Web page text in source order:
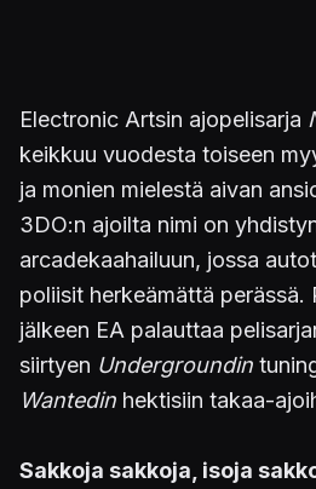
Electronic Artsin ajopelisarja
keikkuu vuodesta toiseen
ja monien mielestä aivan
3DO:n ajoilta nimi on
arcadekaahailuun, jossa
poliisit herkeämättä perässä.
jälkeen EA palauttaa
siirtyen Undergroundin
Wantedin hektisiin takaa-
Sakkoja sakkoja, isoja